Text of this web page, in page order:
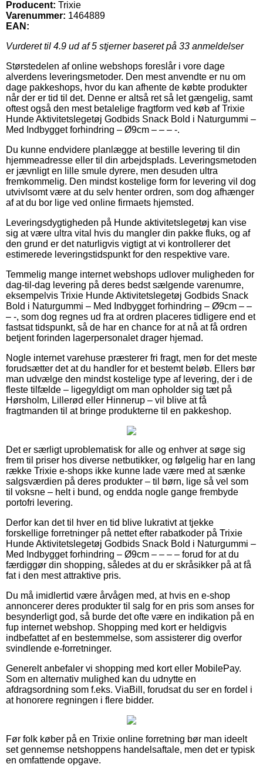
Producent: Trixie
Varenummer: 1464889
EAN:
Vurderet til 4.9 ud af 5 stjerner baseret på 33 anmeldelser
Størstedelen af online webshops foreslår i vore dage
alverdens leveringsmetoder. Den mest anvendte er nu om
dage pakkeshops, hvor du kan afhente de købte produkter
når der er tid til det. Denne er altså ret så let gængelig, samt
oftest også den mest betalelige fragtform ved køb af Trixie
Hunde Aktivitetslegetøj Godbids Snack Bold i Naturgummi –
Med Indbygget forhindring – Ø9cm – – – -.
Du kunne endvidere planlægge at bestille levering til din
hjemmeadresse eller til din arbejdsplads. Leveringsmetoden
er jævnligt en lille smule dyrere, men desuden ultra
fremkommelig. Den mindst kostelige form for levering vil dog
utvivlsomt være at du selv henter ordren, som dog afhænger
af at du bor lige ved online firmaets hjemsted.
Leveringsdygtigheden på Hunde aktivitetslegetøj kan vise
sig at være ultra vital hvis du mangler din pakke fluks, og af
den grund er det naturligvis vigtigt at vi kontrollerer det
estimerede leveringstidspunkt for den respektive vare.
Temmelig mange internet webshops udlover muligheden for
dag-til-dag levering på deres bedst sælgende varenumre,
eksempelvis Trixie Hunde Aktivitetslegetøj Godbids Snack
Bold i Naturgummi – Med Indbygget forhindring – Ø9cm – –
– -, som dog regnes ud fra at ordren placeres tidligere end et
fastsat tidspunkt, så de har en chance for at nå at få ordren
betjent forinden lagerpersonalet drager hjemad.
Nogle internet varehuse præsterer fri fragt, men for det meste
forudsætter det at du handler for et bestemt beløb. Ellers bør
man udvælge den mindst kostelige type af levering, der i de
fleste tilfælde – ligegyldigt om man opholder sig tæt på
Hørsholm, Lillerød eller Hinnerup – vil blive at få
fragtmanden til at bringe produkterne til en pakkeshop.
Det er særligt uproblematisk for alle og enhver at søge sig
frem til priser hos diverse netbutikker, og følgelig har en lang
række Trixie e-shops ikke kunne lade være med at sænke
salgsværdien på deres produkter – til børn, lige så vel som
til voksne – helt i bund, og endda nogle gange frembyde
portofri levering.
Derfor kan det til hver en tid blive lukrativt at tjekke
forskellige forretninger på nettet efter rabatkoder på Trixie
Hunde Aktivitetslegetøj Godbids Snack Bold i Naturgummi –
Med Indbygget forhindring – Ø9cm – – – – forud for at du
færdiggør din shopping, således at du er skråsikker på at få
fat i den mest attraktive pris.
Du må imidlertid være årvågen med, at hvis en e-shop
annoncerer deres produkter til salg for en pris som anses for
besynderligt god, så burde det ofte være en indikation på en
fup internet webshop. Shopping med kort er heldigvis
indbefattet af en bestemmelse, som assisterer dig overfor
svindlende e-forretninger.
Generelt anbefaler vi shopping med kort eller MobilePay.
Som en alternativ mulighed kan du udnytte en
afdragsordning som f.eks. ViaBill, forudsat du ser en fordel i
at honorere regningen i flere bidder.
Før folk køber på en Trixie online forretning bør man ideelt
set gennemse netshoppens handelsaftale, men det er typisk
en omfattende opgave.